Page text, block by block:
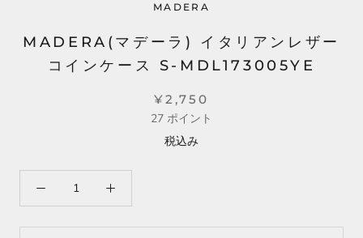
MADERA
MADERA(マデーラ) イタリアンレザー
コインケース S-MDL173005YE
¥2,750
27 ポイント
税込み